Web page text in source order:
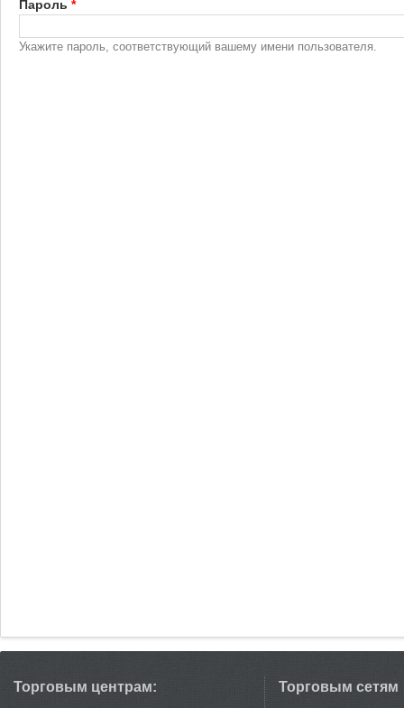
Пароль *
Укажите пароль, соответствующий вашему имени пользователя.
Торговым центрам: Торговым сетям